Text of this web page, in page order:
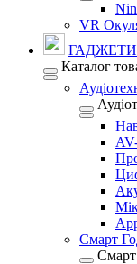
VR
ГАДЖЕТИ
Каталог
Смарт